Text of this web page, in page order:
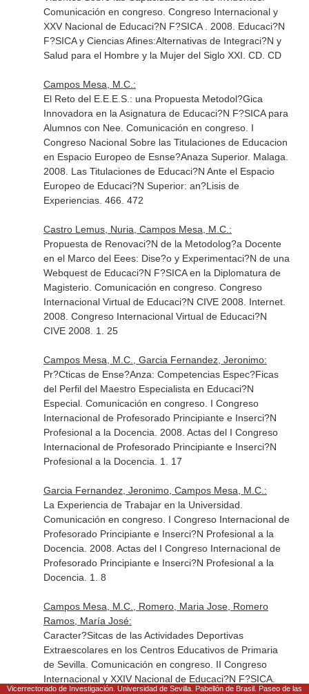
Comunicación en congreso. Congreso Internacional y
XXV Nacional de Educaci?N F?SICA . 2008. Educaci?N
F?SICA y Ciencias Afines:Alternativas de Integraci?N y
Salud para el Hombre y la Mujer del Siglo XXI. CD. CD
Campos Mesa, M.C.:
El Reto del E.E.E.S.: una Propuesta Metodol?Gica
Innovadora en la Asignatura de Educaci?N F?SICA para
Alumnos con Nee. Comunicación en congreso. I
Congreso Nacional Sobre las Titulaciones de Educacion
en Espacio Europeo de Esnse?Anaza Superior. Malaga.
2008. Las Titulaciones de Educaci?N Ante el Espacio
Europeo de Educaci?N Superior: an?Lisis de
Experiencias. 466. 472
Castro Lemus, Nuria, Campos Mesa, M.C.:
Propuesta de Renovaci?N de la Metodolog?a Docente
en el Marco del Eees: Dise?o y Experimentaci?N de una
Webquest de Educaci?N F?SICA en la Diplomatura de
Magisterio. Comunicación en congreso. Congreso
Internacional Virtual de Educaci?N CIVE 2008. Internet.
2008. Congreso Internacional Virtual de Educaci?N
CIVE 2008. 1. 25
Campos Mesa, M.C., Garcia Fernandez, Jeronimo:
Pr?Cticas de Ense?Anza: Competencias Espec?Ficas
del Perfil del Maestro Especialista en Educaci?N
Especial. Comunicación en congreso. I Congreso
Internacional de Profesorado Principiante e Inserci?N
Profesional a la Docencia. 2008. Actas del I Congreso
Internacional de Profesorado Principiante e Inserci?N
Profesional a la Docencia. 1. 17
Garcia Fernandez, Jeronimo, Campos Mesa, M.C.:
La Experiencia de Trabajar en la Universidad.
Comunicación en congreso. I Congreso Internacional de
Profesorado Principiante e Inserci?N Profesional a la
Docencia. 2008. Actas del I Congreso Internacional de
Profesorado Principiante e Inserci?N Profesional a la
Docencia. 1. 8
Campos Mesa, M.C., Romero, Maria Jose, Romero
Ramos, María José:
Caracter?Sitcas de las Actividades Deportivas
Extraescolares en los Centros Educativos de Primaria
de Sevilla. Comunicación en congreso. II Congreso
Internacional y XXIV Nacional de Educaci?N F?SICA.
Vicerrectorado de Investigación. Universidad de Sevilla. Pabellón de Brasil. Paseo de las